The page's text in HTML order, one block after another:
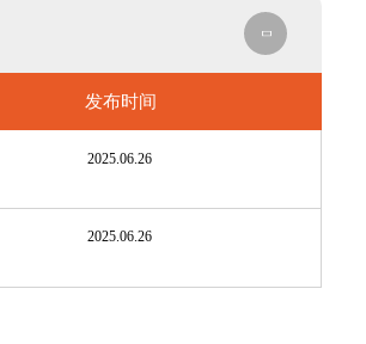
发布时间
2025.06.26
2025.06.26